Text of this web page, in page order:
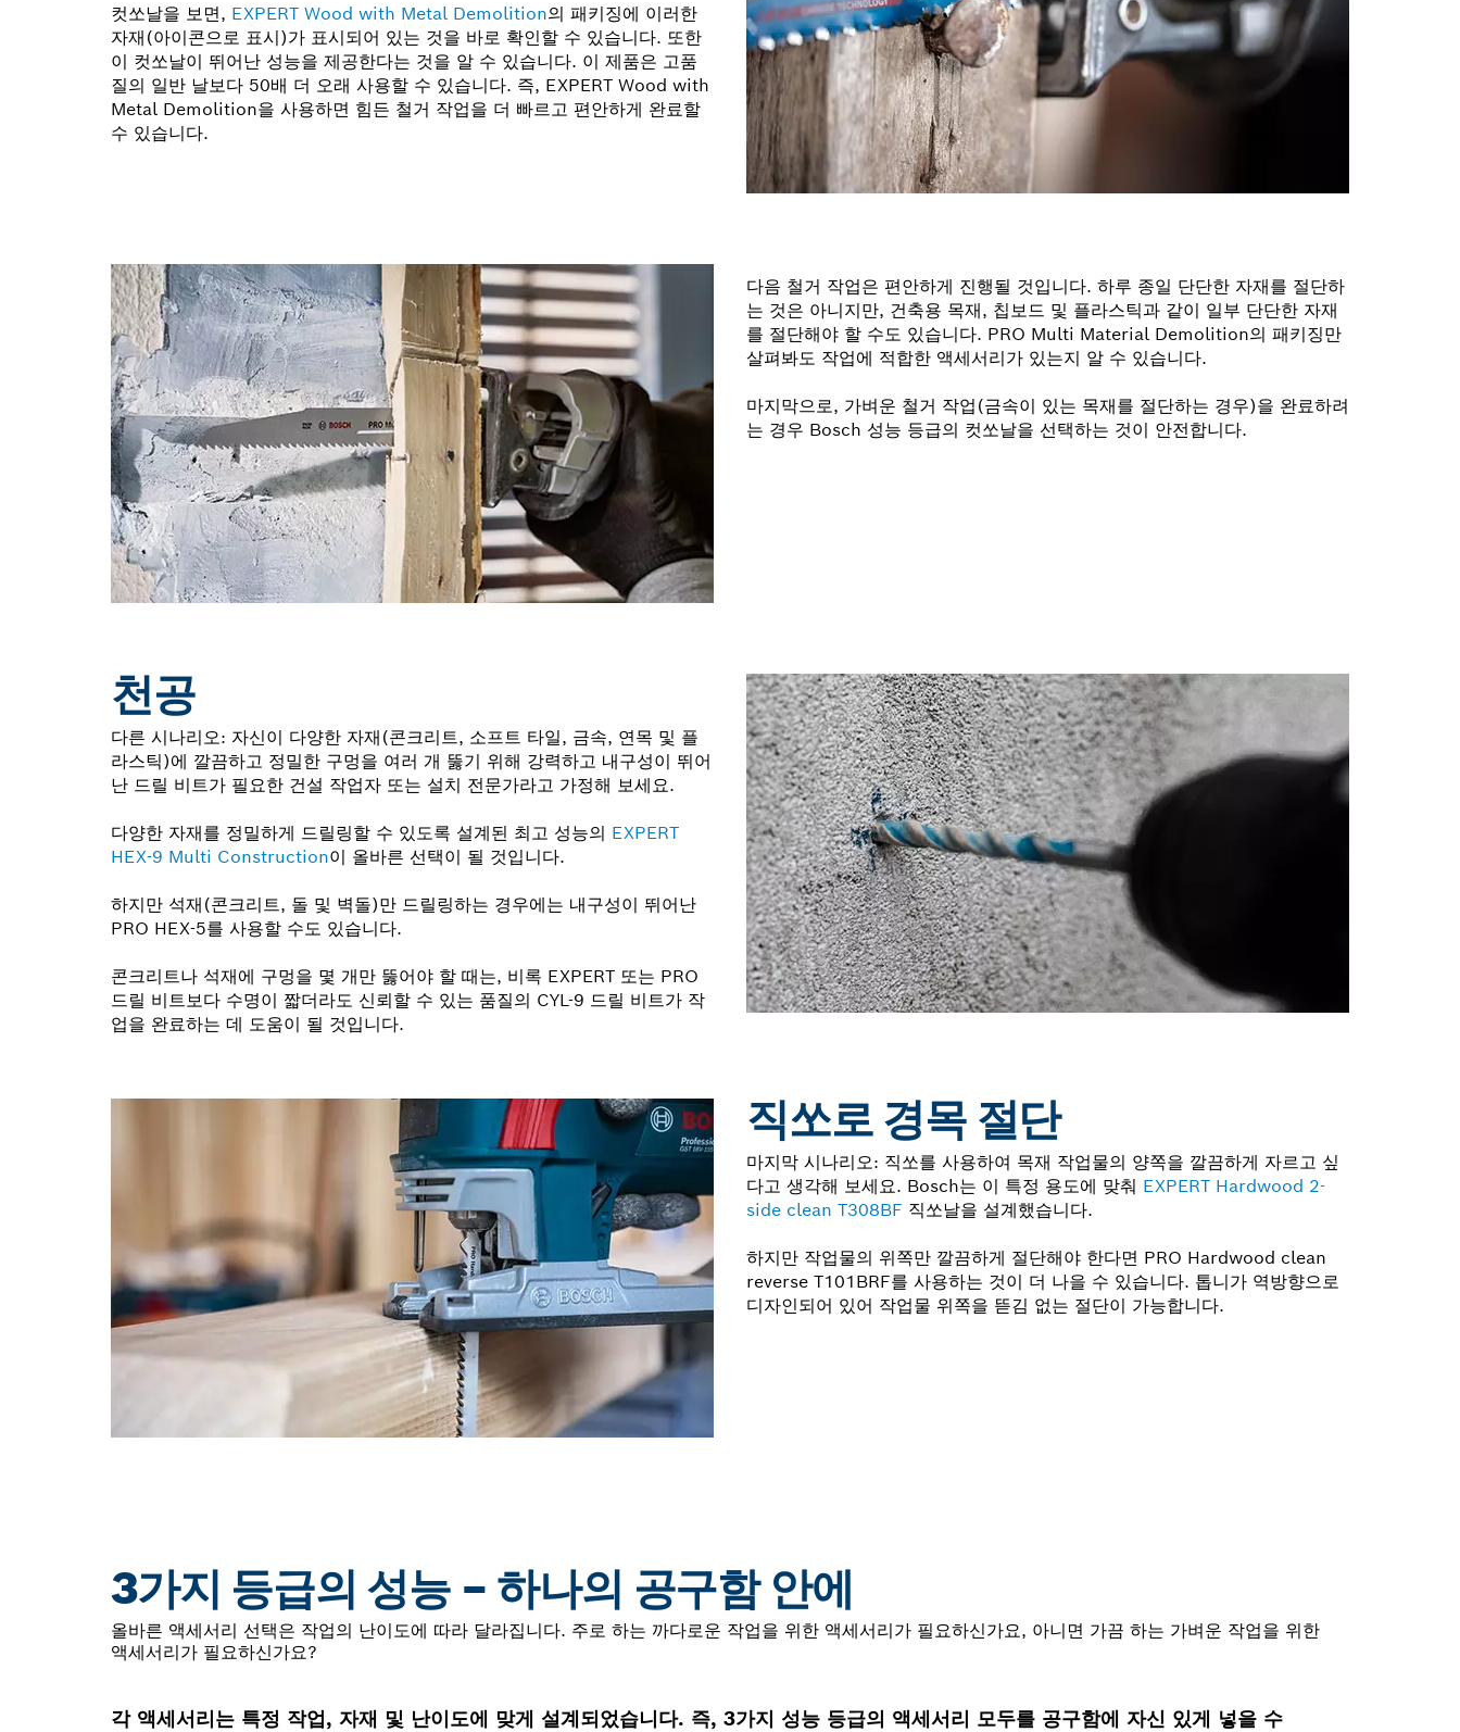
컷쏘날을 보면, EXPERT Wood with Metal Demolition의 패키징에 이러한
자재(아이콘으로 표시)가 표시되어 있는 것을 바로 확인할 수 있습니다. 또한
이 컷쏘날이 뛰어난 성능을 제공한다는 것을 알 수 있습니다. 이 제품은 고품
질의 일반 날보다 50배 더 오래 사용할 수 있습니다. 즉, EXPERT Wood with
Metal Demolition을 사용하면 힘든 철거 작업을 더 빠르고 편안하게 완료할
수 있습니다.
다음 철거 작업은 편안하게 진행될 것입니다. 하루 종일 단단한 자재를 절단하
는 것은 아니지만, 건축용 목재, 칩보드 및 플라스틱과 같이 일부 단단한 자재
를 절단해야 할 수도 있습니다. PRO Multi Material Demolition의 패키징만
살펴봐도 작업에 적합한 액세서리가 있는지 알 수 있습니다.
마지막으로, 가벼운 철거 작업(금속이 있는 목재를 절단하는 경우)을 완료하려
는 경우 Bosch 성능 등급의 컷쏘날을 선택하는 것이 안전합니다.
천공
다른 시나리오: 자신이 다양한 자재(콘크리트, 소프트 타일, 금속, 연목 및 플
라스틱)에 깔끔하고 정밀한 구멍을 여러 개 뚫기 위해 강력하고 내구성이 뛰어
난 드릴 비트가 필요한 건설 작업자 또는 설치 전문가라고 가정해 보세요.
다양한 자재를 정밀하게 드릴링할 수 있도록 설계된 최고 성능의 EXPERT
HEX-9 Multi Construction이 올바른 선택이 될 것입니다.
하지만 석재(콘크리트, 돌 및 벽돌)만 드릴링하는 경우에는 내구성이 뛰어난
PRO HEX-5를 사용할 수도 있습니다.
콘크리트나 석재에 구멍을 몇 개만 뚫어야 할 때는, 비록 EXPERT 또는 PRO
드릴 비트보다 수명이 짧더라도 신뢰할 수 있는 품질의 CYL-9 드릴 비트가 작
업을 완료하는 데 도움이 될 것입니다.
직쏘로 경목 절단
마지막 시나리오: 직쏘를 사용하여 목재 작업물의 양쪽을 깔끔하게 자르고 싶
다고 생각해 보세요. Bosch는 이 특정 용도에 맞춰 EXPERT Hardwood 2-
side clean T308BF 직쏘날을 설계했습니다.
하지만 작업물의 위쪽만 깔끔하게 절단해야 한다면 PRO Hardwood clean
reverse T101BRF를 사용하는 것이 더 나을 수 있습니다. 톱니가 역방향으로
디자인되어 있어 작업물 위쪽을 뜯김 없는 절단이 가능합니다.
3가지 등급의 성능 – 하나의 공구함 안에
올바른 액세서리 선택은 작업의 난이도에 따라 달라집니다. 주로 하는 까다로운 작업을 위한 액세서리가 필요하신가요, 아니면 가끔 하는 가벼운 작업을 위한
액세서리가 필요하신가요?
각 액세서리는 특정 작업, 자재 및 난이도에 맞게 설계되었습니다. 즉, 3가지 성능 등급의 액세서리 모두를 공구함에 자신 있게 넣을 수